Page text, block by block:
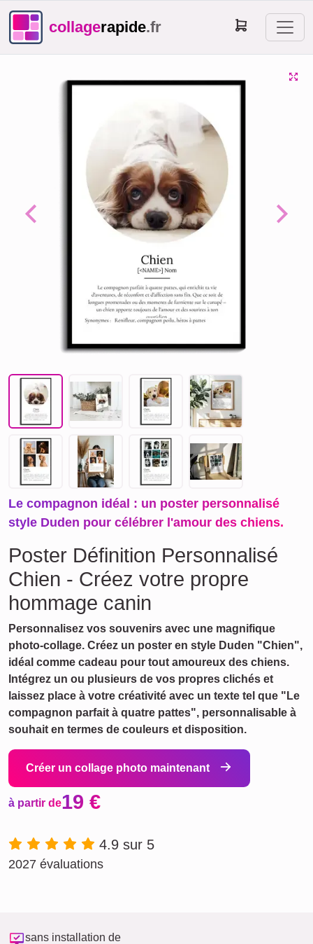
collagerapide.fr
Previous Next
Le compagnon idéal : un poster personnalisé
style Duden pour célébrer l'amour des chiens.
Poster Définition Personnalisé
Chien - Créez votre propre
hommage canin
Personnalisez vos souvenirs avec une magnifique
photo-collage. Créez un poster en style Duden "Chien",
idéal comme cadeau pour tout amoureux des chiens.
Intégrez un ou plusieurs de vos propres clichés et
laissez place à votre créativité avec un texte tel que "Le
compagnon parfait à quatre pattes", personnalisable à
souhait en termes de couleurs et disposition.
Créer un collage photo maintenant
à partir de19 €
4.9 sur 5
2027 évaluations
sans installation de